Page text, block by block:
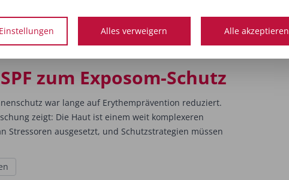
zum Exposom-Schutz
war lange auf Erythemprävention reduziert.
zeigt: Die Haut ist einem weit komplexeren
Stressoren ausgesetzt, und Schutzstrategien müssen
Alles verweigern Alle akzeptieren